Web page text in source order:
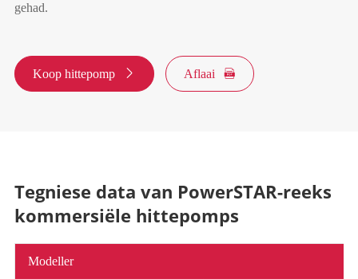
gehad.
Koop hittepomp  Aflaai 
Tegniese data van PowerSTAR-reeks
kommersiële hittepomps
Modeller